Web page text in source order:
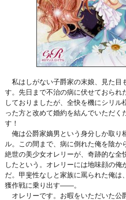
私はしがない子爵家の末娘、見た目
す。先日まで不治の病に伏せておられ
しておりましたが、全快を機にシリル
った方と改めて婚約を結んでいただく
す！
俺は公爵家嫡男という身分しか取り
ル。この間まで、病に倒れた俺を陰か
絶世の美少女オレリーが、奇跡的な全
したという。オレリーには地味顔の
だ。甲斐性なしと家族に罵られた俺は
獲作戦に乗り出す――。
オレリーです。お暇をいただいた公